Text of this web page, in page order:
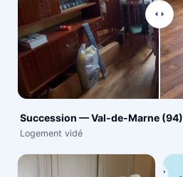
Succession — Val-de-Marne (94)
Logement vidé